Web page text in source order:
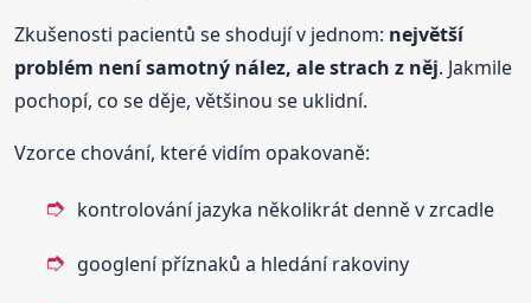
Zkušenosti pacientů se shodují v jednom: největší
problém není samotný nález, ale strach z něj. Jakmile
pochopí, co se děje, většinou se uklidní.
Vzorce chování, které vidím opakovaně:
kontrolování jazyka několikrát denně v zrcadle
googlení příznaků a hledání rakoviny